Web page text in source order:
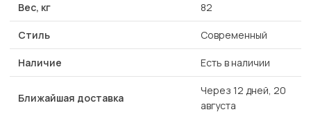
Вес, кг 82
Стиль Современный
Наличие Есть в наличии
Ближайшая доставка
Через 12 дней, 20
августа